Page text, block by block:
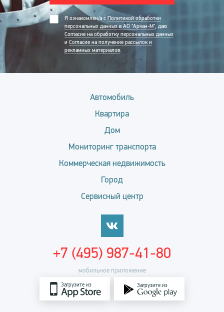
Я ознакомлен/а с Политикой обработки
персональных данных в АО "Аркан-М", даю
Согласие на обработку персональных данных
и Согласие на получение рассылок и
рекламных материалов.
Автомобиль
Квартира
Дом
Мониторинг транспорта
Коммерческая недвижимость
Город
Сервисный центр
мобильное приложение
Загрузите из Загрузите из
+7 (495) 987-41-80